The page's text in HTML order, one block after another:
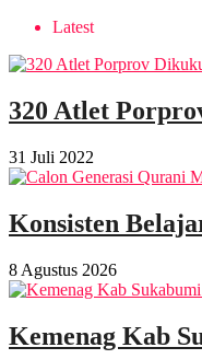
Latest
320 Atlet
31 Juli 2022
Konsisten
8 Agustus 2026
Kemenag Kab